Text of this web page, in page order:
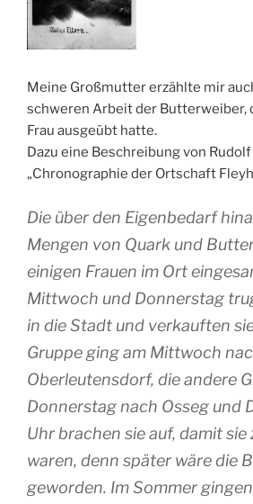
Meine Großmutter erzählte mir
schweren Arbeit der Butterweiber,
Frau ausgeübt hatte.
Dazu eine Beschreibung von
„Chronographie der Ortschaft
Die über den Eigenbedarf
Mengen von Quark und
einigen Frauen im Ort
Mittwoch und Donnerstag
in die Stadt und verkauften
Gruppe ging am Mittwoch
Oberleutensdorf, die andere
Donnerstag nach Osseg und
Uhr brachen sie auf, damit sie
waren, denn später wäre die
geworden. Im Sommer